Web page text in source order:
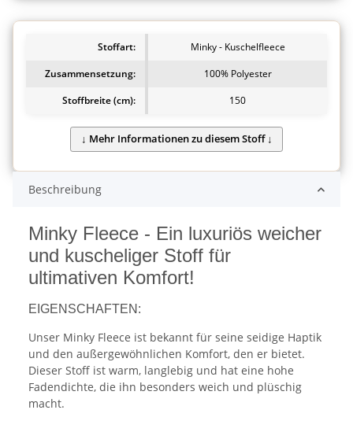
Stoffart:
Minky - Kuschelfleece
Zusammensetzung:
100% Polyester
Stoffbreite (cm):
150
Beschreibung
Minky Fleece - Ein luxuriös weicher
und kuscheliger Stoff für
ultimativen Komfort!
EIGENSCHAFTEN:
Unser Minky Fleece ist bekannt für seine seidige Haptik
und den außergewöhnlichen Komfort, den er bietet.
Dieser Stoff ist warm, langlebig und hat eine hohe
Fadendichte, die ihn besonders weich und plüschig
macht.